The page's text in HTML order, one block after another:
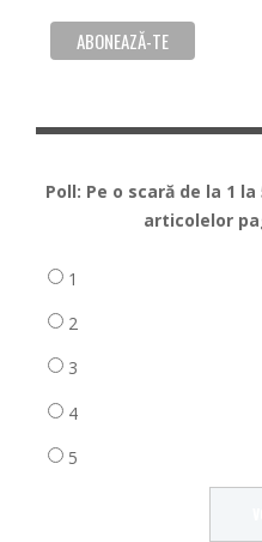
Poll: Pe o scară de la 1
articolelor
1
2
3
4
5